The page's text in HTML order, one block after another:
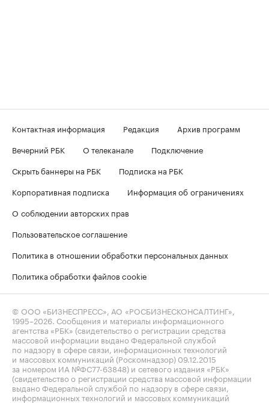
Контактная информация Редакция
Архив программ
Вечерний РБК
О телеканале
Подключение
Скрыть баннеры на РБК
Подписка на РБК
Корпоративная подписка
Информация об ограничениях
О соблюдении авторских прав
Пользовательское соглашение
Политика в отношении обработки персональных данных
Политика обработки файлов cookie
© ООО «БИЗНЕСПРЕСС», АО «РОСБИЗНЕСКОНСАЛТИНГ»,
1995–2026 . Сообщения и материалы информационного
агентства «РБК» (свидетельство о регистрации средства
массовой информации выдано Федеральной службой
по надзору в сфере связи, информационных технологий
и массовых коммуникаций (Роскомнадзор) 09.12.2015
за номером ИА №ФС77-63848) и сетевого издания «РБК»
(свидетельство о регистрации средства массовой информации
выдано Федеральной службой по надзору в сфере связи,
информационных технологий и массовых коммуникаций